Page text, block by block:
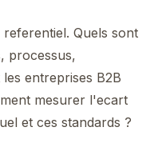
Quels sont
processus,
entreprises B2B
mesurer l'ecart
et ces standards ?